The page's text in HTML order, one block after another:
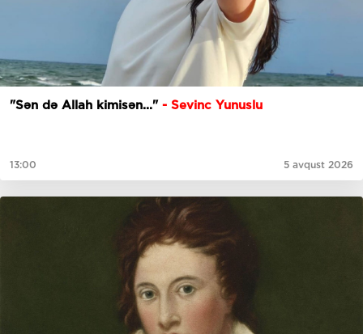
"Sən də Allah kimisən..." - Sevinc Yunuslu
13:00 5 avqust 2026